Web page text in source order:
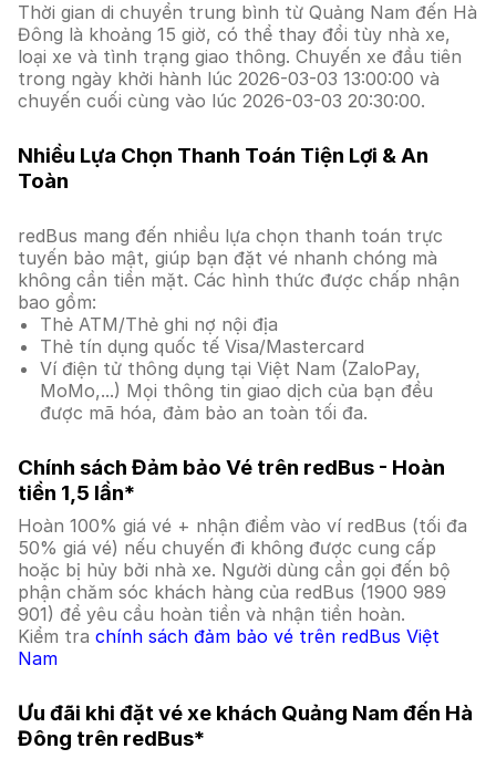
Thời gian di chuyển trung bình từ Quảng Nam đến Hà
Đông là khoảng 15 giờ, có thể thay đổi tùy nhà xe,
loại xe và tình trạng giao thông. Chuyến xe đầu tiên
trong ngày khởi hành lúc 2026-03-03 13:00:00 và
chuyến cuối cùng vào lúc 2026-03-03 20:30:00.
Nhiều Lựa Chọn Thanh Toán Tiện Lợi & An
Toàn
redBus mang đến nhiều lựa chọn thanh toán trực
tuyến bảo mật, giúp bạn đặt vé nhanh chóng mà
không cần tiền mặt. Các hình thức được chấp nhận
bao gồm:
Thẻ ATM/Thẻ ghi nợ nội địa
Thẻ tín dụng quốc tế Visa/Mastercard
Ví điện tử thông dụng tại Việt Nam (ZaloPay,
MoMo,...) Mọi thông tin giao dịch của bạn đều
được mã hóa, đảm bảo an toàn tối đa.
Chính sách Đảm bảo Vé trên redBus - Hoàn
tiền 1,5 lần*
Hoàn 100% giá vé + nhận điểm vào ví redBus (tối đa
50% giá vé) nếu chuyến đi không được cung cấp
hoặc bị hủy bởi nhà xe. Người dùng cần gọi đến bộ
phận chăm sóc khách hàng của redBus (1900 989
901) để yêu cầu hoàn tiền và nhận tiền hoàn.
Kiểm tra chính sách đảm bảo vé trên redBus Việt
Nam
Ưu đãi khi đặt vé xe khách Quảng Nam đến Hà
Đông trên redBus*